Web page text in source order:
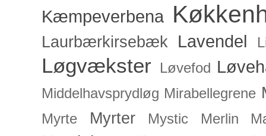
Kæmpeverbena
Laurbærkirsebæk Lavendel
Løgvækster Løvefod
Middelhavsprydløg Mirabellegrene
Myrte Myrter Mystic Merlin